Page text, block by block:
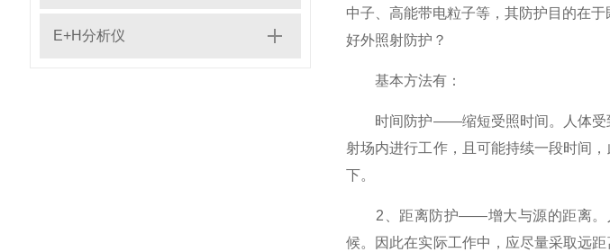
E+H分析仪
中子、高能带电粒子等，其防护目的在
好外照射防护？
基本方法有：
时间防护——缩短受照时间。人体受到
射场内进行工作，且可能持续一段时间
下。
2、距离防护——增大与源的距离。人
候。因此在实际工作中，应尽量采取远